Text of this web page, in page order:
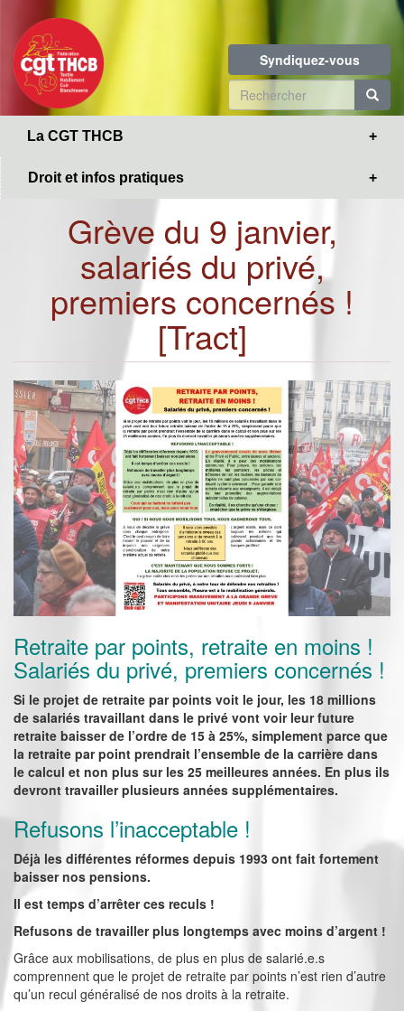
contenu
principal
Syndiquez-vous
Formulaire
de
La CGT THCB
Droit et infos pratiques
Grève du 9 janvier,
salariés du privé,
premiers concernés !
[Tract]
Retraite par points, retraite en moins !
Salariés du privé, premiers concernés !
Si le projet de retraite par points voit le jour, les 18 millions
de salariés travaillant dans le privé vont voir leur future
retraite baisser de l’ordre de 15 à 25%, simplement parce que
la retraite par point prendrait l’ensemble de la carrière dans
le calcul et non plus sur les 25 meilleures années. En plus ils
devront travailler plusieurs années supplémentaires.
Refusons l’inacceptable !
Déjà les différentes réformes depuis 1993 ont fait fortement
baisser nos pensions.
Il est temps d’arrêter ces reculs !
Refusons de travailler plus longtemps avec moins d’argent !
Grâce aux mobilisations, de plus en plus de salarié.e.s
comprennent que le projet de retraite par points n’est rien d’autre
qu’un recul généralisé de nos droits à la retraite.